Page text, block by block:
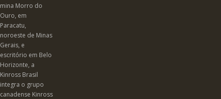
mina Morro do
Ouro, em
Paracatu,
noroeste de Minas
Gerais, e
escritório em Belo
Horizonte, a
Kinross Brasil
integra o grupo
canadense Kinross